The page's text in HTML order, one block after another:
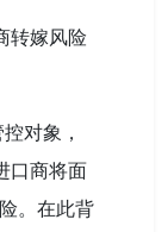
转嫁风险
对象，
口商将面
。在此背